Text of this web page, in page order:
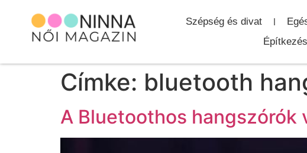
Szépség és divat
Címke: bluetooth
A Bluetoothos hangszórók